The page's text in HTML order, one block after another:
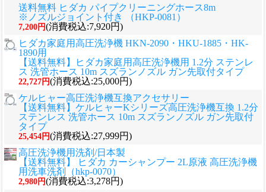
送料無料 ヒダカ パイプクリーニングホース8m
※ノズルジョイント付き （HKP-0081）
7,200円(消費税込:7,920円)
ヒダカ家庭用高圧洗浄機 HKN-2090・HKU-1885・HK-
1890用
【送料無料】ヒダカ家庭用高圧洗浄機用 1.2分 ステンレ
ス 洗管ホース 10m スズランノズル ガン先取付タイプ
22,727円(消費税込:25,000円)
ケルヒャー高圧洗浄機互換アクセサリー
【送料無料】ケルヒャーKシリーズ高圧洗浄機互換 1.2分
ステンレス 洗管ホース 10m スズランノズル ガン先取付
タイプ
25,454円(消費税込:27,999円)
高圧洗浄機用洗剤/日本製
【送料無料】 ヒダカ カーシャンプー 2L原液 高圧洗浄機
用洗車洗剤（hkp-0070）
2,980円(消費税込:3,278円)